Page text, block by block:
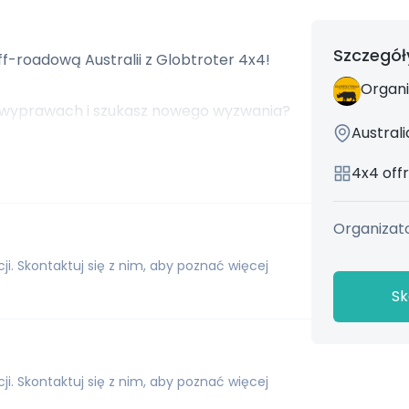
roadową Australii z Globtroter 4x4!
i szukasz nowego wyzwania?
z surowego piękna i
w Australii: Ponad 1700 km przez
jeziora i morza traw.
Canning Stock Route wymaga hartu
sobie w trudnych sytuacjach.
Skontaktuj się z nim, aby poznać więcej
Skontaktuj się z nim, aby poznać więcej
4x4